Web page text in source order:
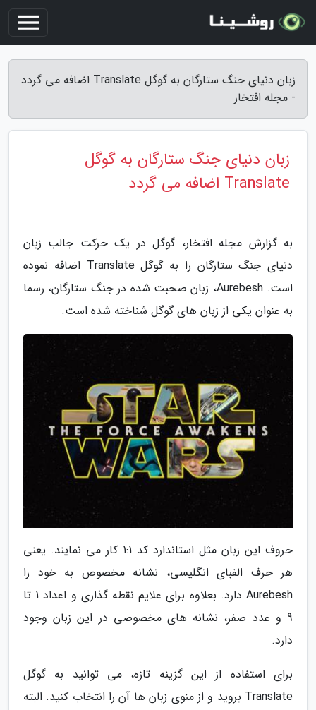
زبان دنیای جنگ ستارگان به گوگل Translate اضافه می گردد
- مجله افتخار
زبان دنیای جنگ ستارگان به گوگل
Translate اضافه می گردد
به گزارش مجله افتخار، گوگل در یک حرکت جالب زبان
دنیای جنگ ستارگان را به گوگل Translate اضافه نموده
است. Aurebesh، زبان صحبت شده در جنگ ستارگان، رسما
به عنوان یکی از زبان های گوگل شناخته شده است.
حروف این زبان مثل استاندارد کد 1:1 کار می نمایند. یعنی
هر حرف الفبای انگلیسی، نشانه مخصوص به خود را
Aurebesh دارد. بعلاوه برای علایم نقطه گذاری و اعداد 1 تا
9 و عدد صفر، نشانه های مخصوصی در این زبان وجود
دارد.
برای استفاده از این گزینه تازه، می توانید به گوگل
Translate بروید و از منوی زبان ها آن را انتخاب کنید. البته